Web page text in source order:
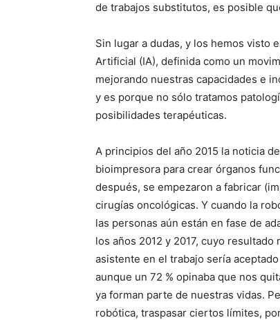
de trabajos substitutos, es posible
Sin lugar a dudas, y los hemos visto
Artificial (IA), definida como un
mejorando nuestras capacidades e
y es porque no sólo tratamos
posibilidades terapéuticas.
A principios del año 2015 la noticia
bioimpresora para crear órganos
después, se empezaron a fabricar
cirugías oncológicas. Y cuando la
las personas aún están en fase de
los años 2012 y 2017, cuyo
asistente en el trabajo sería
aunque un 72 % opinaba que nos
ya forman parte de nuestras vidas.
robótica, traspasar ciertos límites,